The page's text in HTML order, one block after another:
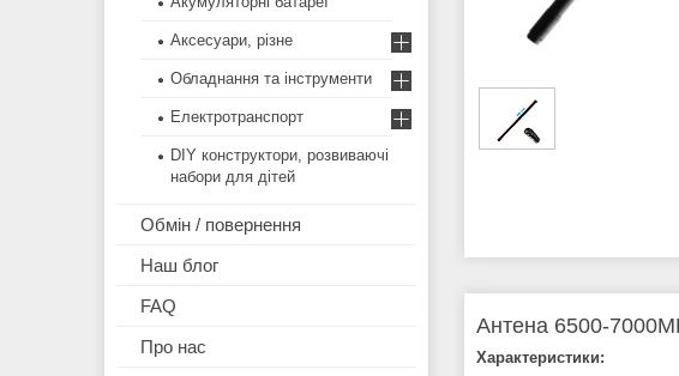
Антена 6500-
Характеристики:
Аксесуари, різне
Обладнання та інструменти
Електротранспорт
DIY конструктори, розвиваючі
набори для дітей
Обмін / повернення
Наш блог
FAQ
Про нас